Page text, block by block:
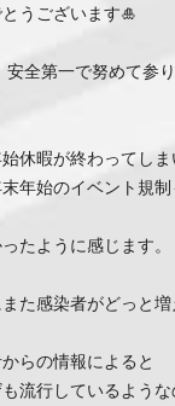
うございます🎍
全第一で努めて参
休暇が終わってしま
年始のイベント規
たように感じます。
た感染者がどっと
らの情報によると
流行しているよう